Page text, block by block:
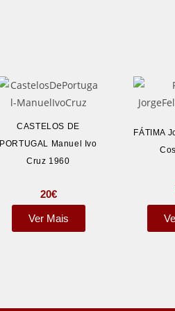
CASTELOS DE
PORTUGAL Manuel Ivo
Cruz 1960
20€
Ver Mais
FÁTIMA